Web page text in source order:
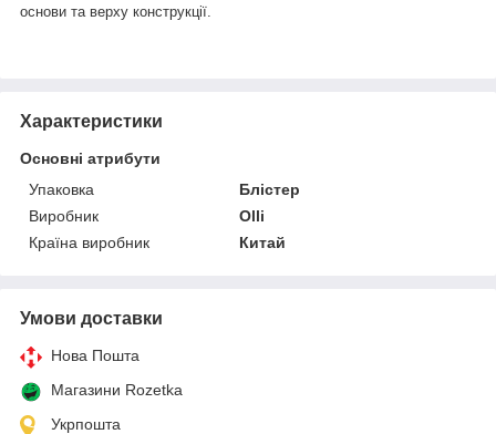
основи та верху конструкції.
Характеристики
Основні атрибути
Упаковка
Блістер
Виробник
Olli
Країна виробник
Китай
Умови доставки
Нова Пошта
Магазини Rozetka
Укрпошта